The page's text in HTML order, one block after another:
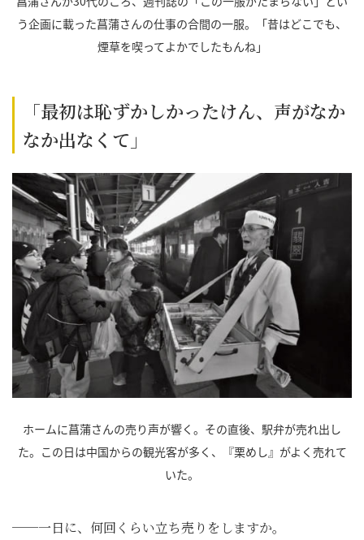
う企画に載った菖蒲さんの仕事の合間の一服。「昔はどこでも、
煙草を喫ってよかでしたもんね」
「最初は恥ずかしかったけん、声がなか
なか出なくて」
ホームに菖蒲さんの売り声が響く。その直後、駅弁が売れ出し
た。この日は中国からの観光客が多く、『栗めし』がよく売れて
いた。
──一日に、何回くらい立ち売りをしますか。